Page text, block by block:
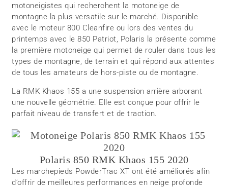
motoneigistes qui recherchent la motoneige de
montagne la plus versatile sur le marché. Disponible
avec le moteur 800 Cleanfire ou lors des ventes du
printemps avec le 850 Patriot, Polaris la présente comme
la première motoneige qui permet de rouler dans tous les
types de montagne, de terrain et qui répond aux attentes
de tous les amateurs de hors-piste ou de montagne.
La RMK Khaos 155 a une suspension arrière arborant
une nouvelle géométrie. Elle est conçue pour offrir le
parfait niveau de transfert et de traction.
Polaris 850 RMK Khaos 155 2020
Les marchepieds PowderTrac XT ont été améliorés afin
d’offrir de meilleures performances en neige profonde